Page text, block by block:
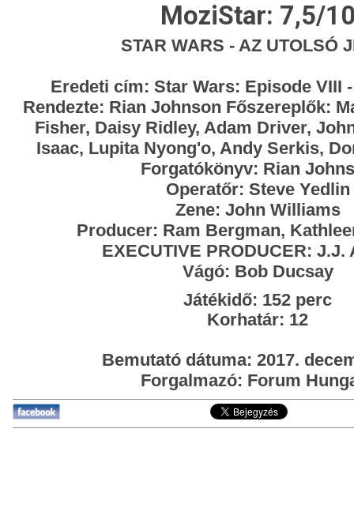
MoziStar: 7,5/
STAR WARS - AZ UTOLSÓ
Eredeti cím: Star Wars: Episode VIII
Rendezte: Rian Johnson Főszereplők:
Fisher, Daisy Ridley, Adam Driver,
Isaac, Lupita Nyong'o, Andy Serkis,
Forgatókönyv: Rian
Operatőr: Steve Yedlin
Zene: John Williams
Producer: Ram Bergman,
EXECUTIVE PRODUCER: J.J.
Vágó: Bob Ducsay
Játékidő: 152 perc
Korhatár: 12
Bemutató dátuma: 2017.
Forgalmazó: Forum